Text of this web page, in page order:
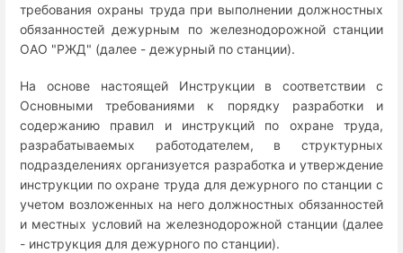
требования охраны труда при выполнении должностных
обязанностей дежурным по железнодорожной станции
ОАО "РЖД" (далее - дежурный по станции).
На основе настоящей Инструкции в соответствии с
Основными требованиями к порядку разработки и
содержанию правил и инструкций по охране труда,
разрабатываемых работодателем, в структурных
подразделениях организуется разработка и утверждение
инструкции по охране труда для дежурного по станции с
учетом возложенных на него должностных обязанностей
и местных условий на железнодорожной станции (далее
- инструкция для дежурного по станции).